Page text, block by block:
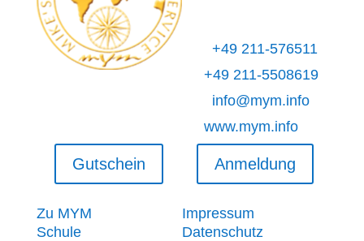
40547 Düsseldorf
+49 211-576511
+49 211-5508619
info@mym.info
www.mym.info
Gutschein
Zu MYM
Schule
Anmeldung
Impressum
Datenschutz